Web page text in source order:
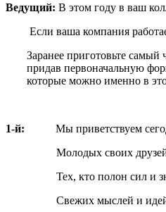
Ведущий: В этом году в ваш
Если ваша компания
Заранее приготовьте
придав первоначальную
которые можно именно в
1-й: Мы приветствуем
Молодых своих
Тех, кто полон сил и
Свежих мыслей и